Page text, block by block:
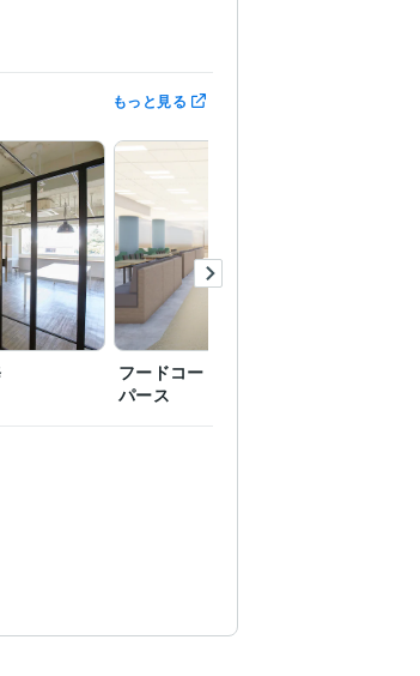
もっと見る
フードコート イメージ
パース